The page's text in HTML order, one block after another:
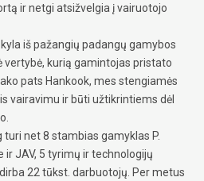
ir netgi atsižvelgia į vairuotojo
iš pažangių padangų gamybos
vertybė, kurią gamintojas pristato
pats Hankook, mes stengiamės
vairavimu ir būti užtikrintiems dėl
net 8 stambias gamyklas P.
ir JAV, 5 tyrimų ir technologijų
22 tūkst. darbuotojų. Per metus